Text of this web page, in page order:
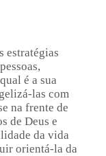
estratégias
é a sua
las com
na frente de
de Deus e
da vida
orientá-la da